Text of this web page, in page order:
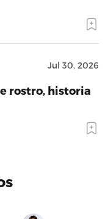
Jul 30, 2026
rostro, historia